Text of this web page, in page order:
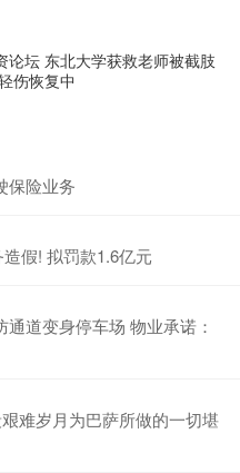
论坛 东北大学获救老师被截肢
伤恢复中
保险业务
假! 拟罚款1.6亿元
道变身停车场 物业承诺：
难岁月为巴萨所做的一切堪